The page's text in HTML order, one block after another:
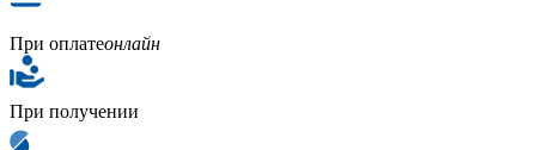
При оплатеонлайн
При получении